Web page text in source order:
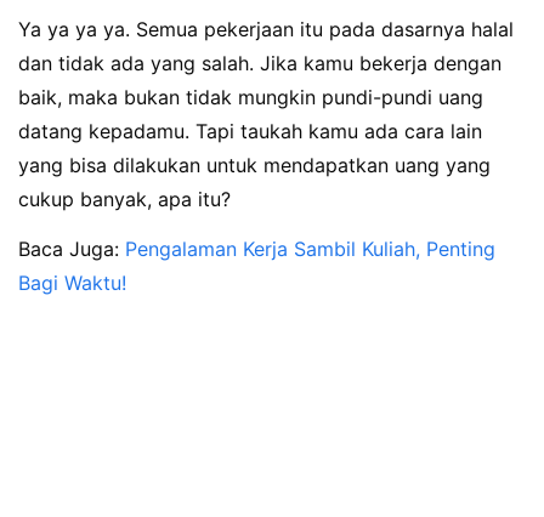
Ya ya ya ya. Semua pekerjaan itu pada dasarnya halal
dan tidak ada yang salah. Jika kamu bekerja dengan
baik, maka bukan tidak mungkin pundi-pundi uang
datang kepadamu. Tapi taukah kamu ada cara lain
yang bisa dilakukan untuk mendapatkan uang yang
cukup banyak, apa itu?
Baca Juga: Pengalaman Kerja Sambil Kuliah, Penting
Bagi Waktu!